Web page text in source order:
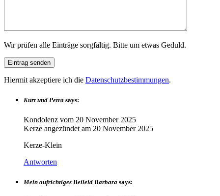
Wir prüfen alle Einträge sorgfältig. Bitte um etwas Geduld.
Hiermit akzeptiere ich die Datenschutzbestimmungen.
Kurt und Petra says:
Kondolenz vom 20 November 2025
Kerze angezündet am 20 November 2025
Kerze-Klein
Antworten
Mein aufrichtiges Beileid Barbara says: